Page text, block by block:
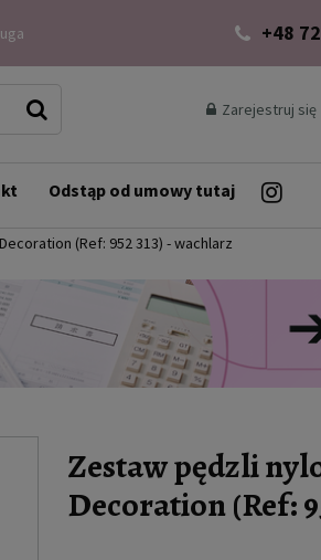
+48
Zarejestruj się
Odstąp od umowy tutaj
(Ref: 952 313) - wachlarz
Zestaw pędzli
Decoration (Ref: